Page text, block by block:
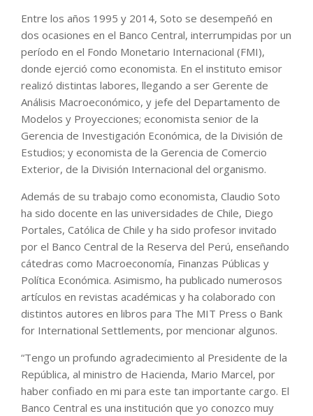
Entre los años 1995 y 2014, Soto se desempeñó en
dos ocasiones en el Banco Central, interrumpidas por un
período en el Fondo Monetario Internacional (FMI),
donde ejerció como economista. En el instituto emisor
realizó distintas labores, llegando a ser Gerente de
Análisis Macroeconómico, y jefe del Departamento de
Modelos y Proyecciones; economista senior de la
Gerencia de Investigación Económica, de la División de
Estudios; y economista de la Gerencia de Comercio
Exterior, de la División Internacional del organismo.
Además de su trabajo como economista, Claudio Soto
ha sido docente en las universidades de Chile, Diego
Portales, Católica de Chile y ha sido profesor invitado
por el Banco Central de la Reserva del Perú, enseñando
cátedras como Macroeconomía, Finanzas Públicas y
Política Económica. Asimismo, ha publicado numerosos
artículos en revistas académicas y ha colaborado con
distintos autores en libros para The MIT Press o Bank
for International Settlements, por mencionar algunos.
“Tengo un profundo agradecimiento al Presidente de la
República, al ministro de Hacienda, Mario Marcel, por
haber confiado en mi para este tan importante cargo. El
Banco Central es una institución que yo conozco muy